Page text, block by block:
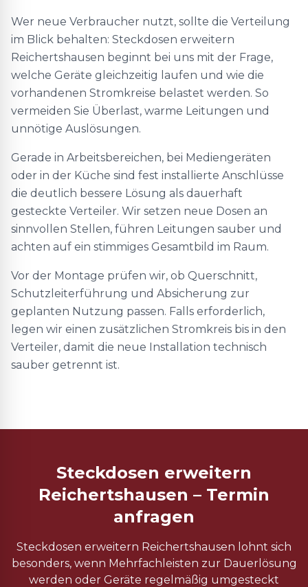
Wer neue Verbraucher nutzt, sollte die Verteilung
im Blick behalten: Steckdosen erweitern
Reichertshausen beginnt bei uns mit der Frage,
welche Geräte gleichzeitig laufen und wie die
vorhandenen Stromkreise belastet werden. So
vermeiden Sie Überlast, warme Leitungen und
unnötige Auslösungen.
Gerade in Arbeitsbereichen, bei Mediengeräten
oder in der Küche sind fest installierte Anschlüsse
die deutlich bessere Lösung als dauerhaft
gesteckte Verteiler. Wir setzen neue Dosen an
sinnvollen Stellen, führen Leitungen sauber und
achten auf ein stimmiges Gesamtbild im Raum.
Vor der Montage prüfen wir, ob Querschnitt,
Schutzleiterführung und Absicherung zur
geplanten Nutzung passen. Falls erforderlich,
legen wir einen zusätzlichen Stromkreis bis in den
Verteiler, damit die neue Installation technisch
sauber getrennt ist.
Steckdosen erweitern
Reichertshausen – Termin
anfragen
Steckdosen erweitern Reichertshausen lohnt sich
besonders, wenn Mehrfachleisten zur Dauerlösung
werden oder Geräte regelmäßig umgesteckt